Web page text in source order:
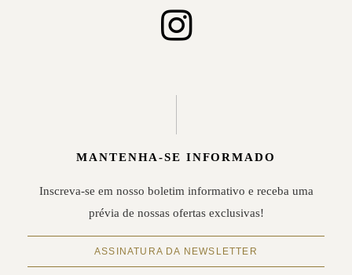
MANTENHA-SE INFORMADO
Inscreva-se em nosso boletim informativo e receba uma
prévia de nossas ofertas exclusivas!
ASSINATURA DA NEWSLETTER